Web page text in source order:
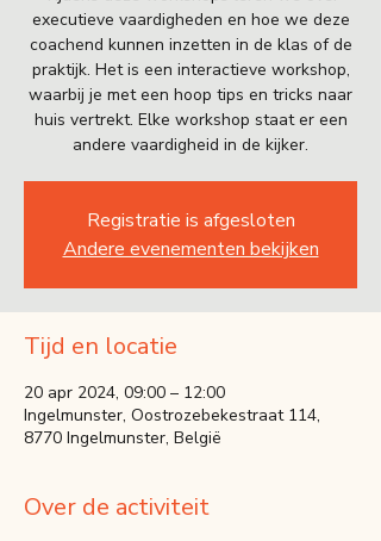
executieve vaardigheden en hoe we deze
coachend kunnen inzetten in de klas of de
praktijk. Het is een interactieve workshop,
waarbij je met een hoop tips en tricks naar
huis vertrekt. Elke workshop staat er een
andere vaardigheid in de kijker.
Registratie is afgesloten
Andere evenementen bekijken
Tijd en locatie
20 apr 2024, 09:00 – 12:00
Ingelmunster, Oostrozebekestraat 114,
8770 Ingelmunster, België
Over de activiteit